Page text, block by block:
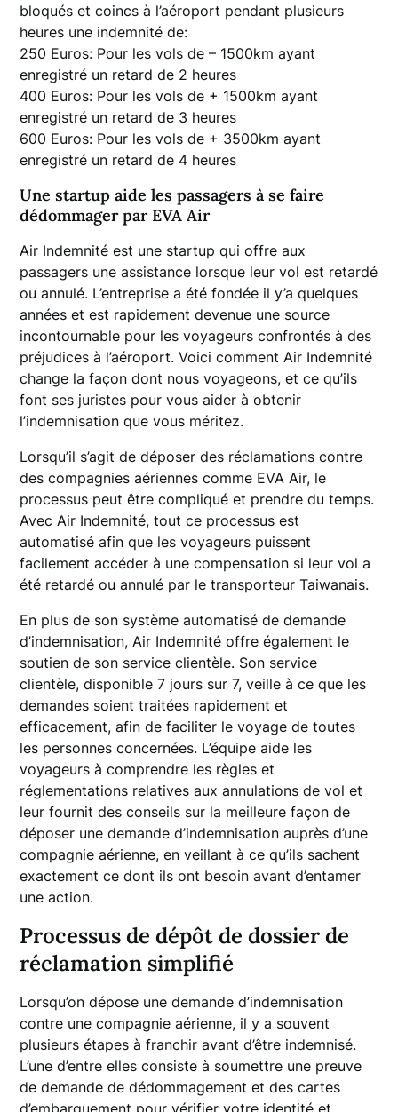
bloqués et coincs à l’aéroport pendant plusieurs
heures une indemnité de:
250 Euros: Pour les vols de – 1500km ayant
enregistré un retard de 2 heures
400 Euros: Pour les vols de + 1500km ayant
enregistré un retard de 3 heures
600 Euros: Pour les vols de + 3500km ayant
enregistré un retard de 4 heures
Une startup aide les passagers à se faire
dédommager par EVA Air
Air Indemnité est une startup qui offre aux
passagers une assistance lorsque leur vol est retardé
ou annulé. L’entreprise a été fondée il y’a quelques
années et est rapidement devenue une source
incontournable pour les voyageurs confrontés à des
préjudices à l’aéroport. Voici comment Air Indemnité
change la façon dont nous voyageons, et ce qu’ils
font ses juristes pour vous aider à obtenir
l’indemnisation que vous méritez.
Lorsqu’il s’agit de déposer des réclamations contre
des compagnies aériennes comme EVA Air, le
processus peut être compliqué et prendre du temps.
Avec Air Indemnité, tout ce processus est
automatisé afin que les voyageurs puissent
facilement accéder à une compensation si leur vol a
été retardé ou annulé par le transporteur Taiwanais.
En plus de son système automatisé de demande
d’indemnisation, Air Indemnité offre également le
soutien de son service clientèle. Son service
clientèle, disponible 7 jours sur 7, veille à ce que les
demandes soient traitées rapidement et
efficacement, afin de faciliter le voyage de toutes
les personnes concernées. L’équipe aide les
voyageurs à comprendre les règles et
réglementations relatives aux annulations de vol et
leur fournit des conseils sur la meilleure façon de
déposer une demande d’indemnisation auprès d’une
compagnie aérienne, en veillant à ce qu’ils sachent
exactement ce dont ils ont besoin avant d’entamer
une action.
Processus de dépôt de dossier de
réclamation simplifié
Lorsqu’on dépose une demande d’indemnisation
contre une compagnie aérienne, il y a souvent
plusieurs étapes à franchir avant d’être indemnisé.
L’une d’entre elles consiste à soumettre une preuve
de demande de dédommagement et des cartes
d’embarquement pour vérifier votre identité et